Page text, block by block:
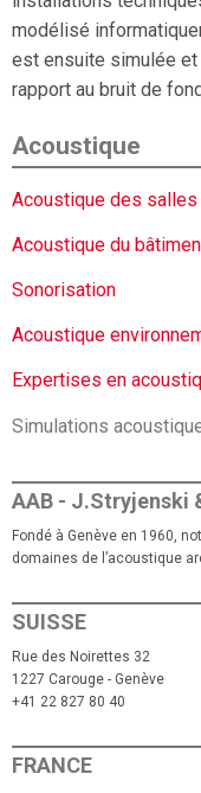
modélisé
est ensuite simulée
rapport au bruit de
Acoustique
Acoustique des salles
Acoustique du
Sonorisation
Acoustique
Expertises en
Simulations
AAB - J.Stryjenski
Fondé à Genève en 1960,
domaines de l’acoustique
SUISSE
Rue des Noirettes 32
1227 Carouge - Genève
+41 22 827 80 40
FRANCE